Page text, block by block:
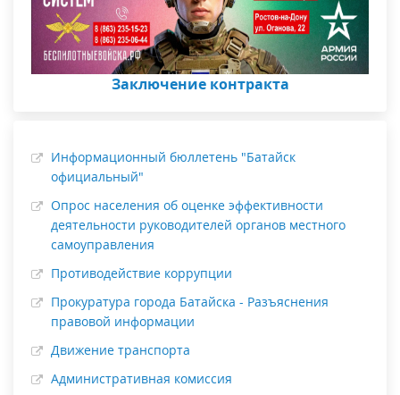
Заключение контракта
Информационный бюллетень "Батайск
официальный"
Опрос населения об оценке эффективности
деятельности руководителей органов местного
самоуправления
Противодействие коррупции
Прокуратура города Батайска - Разъяснения
правовой информации
Движение транспорта
Административная комиссия